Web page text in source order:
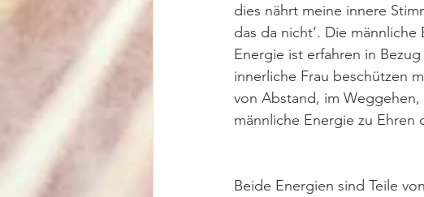
dies nährt meine innere
das da nicht‘. Die
Energie ist erfahren in
innerliche Frau beschützen
von Abstand, im
männliche Energie zu
Beide Energien sind Teile